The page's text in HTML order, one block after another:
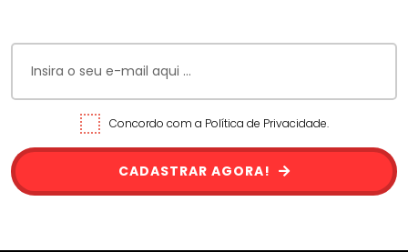
Concordo com a Política de Privacidade.
CADASTRAR AGORA!